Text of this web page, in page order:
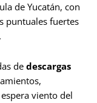
de Yucatán, con
puntuales fuertes
de descargas
viento del